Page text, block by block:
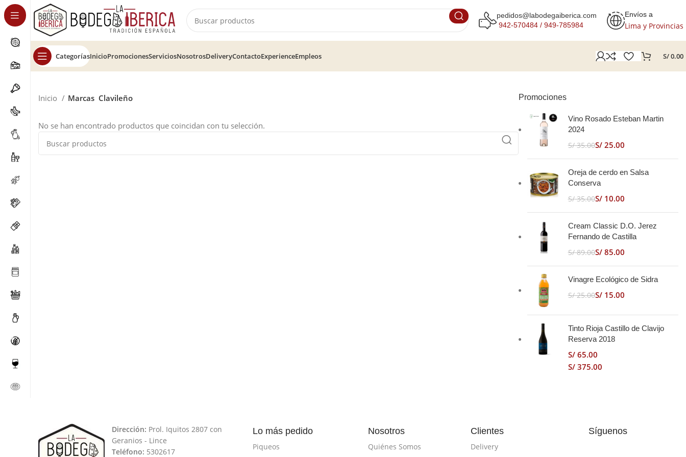
pedidos@labodegaiberica.com
942-570484 / 949-785984
Envíos a
Lima y Provincias
CategoríasInicioPromocionesServiciosNosotrosDeliveryContactoExperienceEmpleos S/0.00
Promociones
Vino Rosado Esteban Martin
2024
S/35.00S/25.00
Oreja de cerdo en Salsa
Conserva
S/35.00S/10.00
Cream Classic D.O. Jerez
Fernando de Castilla
S/89.00S/85.00
Vinagre Ecológico de Sidra
S/25.00S/15.00
Tinto Rioja Castillo de Clavijo
Reserva 2018
S/
S/
Inicio Marcas Clavileño
No se han encontrado productos que coincidan con tu selección.
Dirección: Prol. Iquitos 2807 con
Geranios - Lince
Teléfono: 5302617
Lo más pedido
Piqueos
Nosotros
Quiénes Somos
Clientes
Delivery
Síguenos